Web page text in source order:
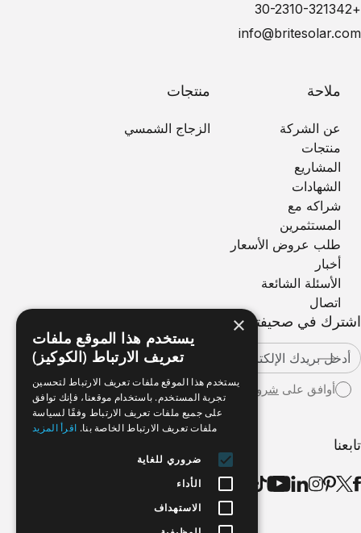
+30-2310-321342
info@britesolar.com
ملاحة
عن الشركة
منتجات
المشاريع
الشهادات
شراكه مع
المستثمرين
طلب عروض الأسعار
أخبار
الأسئلة الشائعة
اتصال
منتجات
الزجاج الشمسي
اشترك في صحيفتنا الإخبارية
أوافق على شروط الاستخدام
تابعنا
×
يستخدم هذا الموقع ملفات
تعريف الارتباط (الكوكيز)
يستخدم هذا الموقع ملفات تعريف الارتباط لتحسين
تجربة المستخدم. باستخدام موقعنا، فإنك توافق
على جميع ملفات تعريف الارتباط وفقًا لسياسة
ملفات تعريف الارتباط الخاصة بنا. اقرأ المزيد
ضروري للغاية
الأداء
الاستهداف